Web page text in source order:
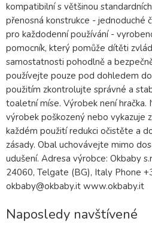
kompatibilní s většinou
přenosná konstrukce - jednoduché
pro každodenní používání -
pomocník, který pomůže dítěti
samostatnosti pohodlně a
používejte pouze pod dohledem
použitím zkontrolujte správné a
toaletní míse. Výrobek není hračka.
výrobek poškozený nebo vykazuje
každém použití redukci očistěte a
zásady. Obal uchovávejte mimo
udušení. Adresa výrobce: Okbaby
24060, Telgate (BG), Italy Phone
okbaby@okbaby.it www.okbaby.it
Naposledy navštívené